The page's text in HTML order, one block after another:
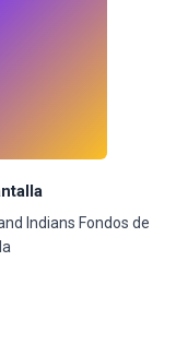
Indians Fondos de